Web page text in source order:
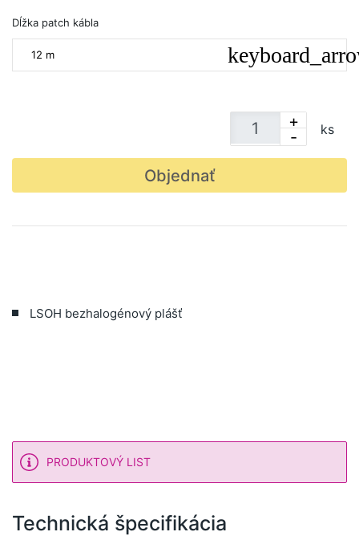
Dĺžka patch kábla
12 m
+
-
ks
Objednať
LSOH bezhalogénový plášť
PRODUKTOVÝ LIST
Technická špecifikácia